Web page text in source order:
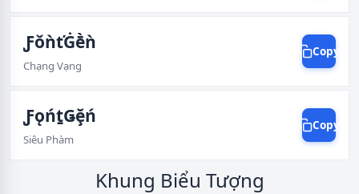
ƑǒǹťĠḕǹ
Chạng Vạng
Copy
ƑǫńṯǤḝń
Siêu Phàm
Copy
Khung Biểu Tượng